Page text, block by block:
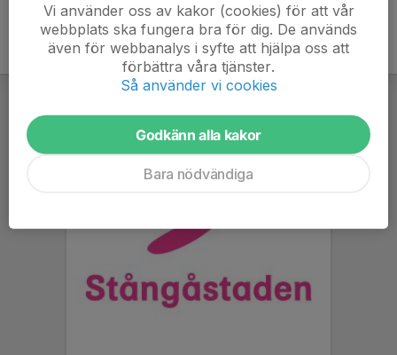
Vi använder oss av kakor (cookies) för att vår
webbplats ska fungera bra för dig. De används
även för webbanalys i syfte att hjälpa oss att
förbättra våra tjänster.
Så använder vi cookies
Godkänn alla kakor
Bara nödvändiga